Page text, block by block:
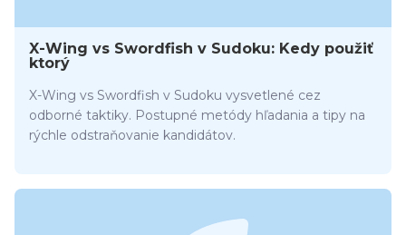
X-Wing vs Swordfish v Sudoku: Kedy použiť
ktorý
X-Wing vs Swordfish v Sudoku vysvetlené cez
odborné taktiky. Postupné metódy hľadania a tipy na
rýchle odstraňovanie kandidátov.